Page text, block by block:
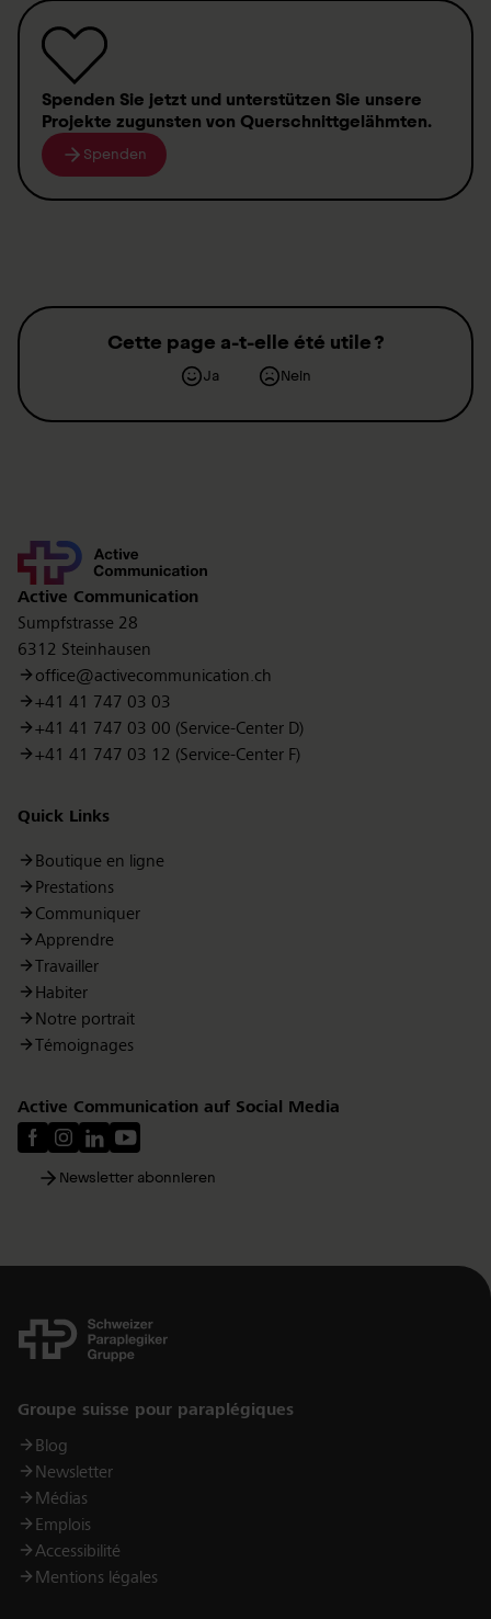
Spenden Sie jetzt und unterstützen Sie unsere
Projekte zugunsten von Querschnittgelähmten.
Spenden
Cette page a-t-elle été utile ?
Ja Nein
Kontakt
Active Communication
Sumpfstrasse 28
6312 Steinhausen
office@activecommunication.ch
+41 41 747 03 03
+41 41 747 03 00 (Service-Center D)
+41 41 747 03 12 (Service-Center F)
Quick Links
Boutique en ligne
Prestations
Communiquer
Apprendre
Travailler
Habiter
Notre portrait
Témoignages
Active Communication auf Social Media
Newsletter abonnieren
Links
Groupe suisse pour paraplégiques
Blog
Newsletter
Médias
Emplois
Accessibilité
Mentions légales